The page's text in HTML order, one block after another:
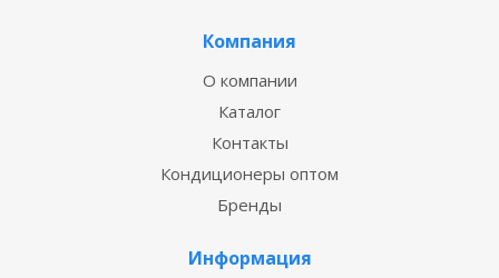
Компания
О компании
Каталог
Контакты
Кондиционеры оптом
Бренды
Информация